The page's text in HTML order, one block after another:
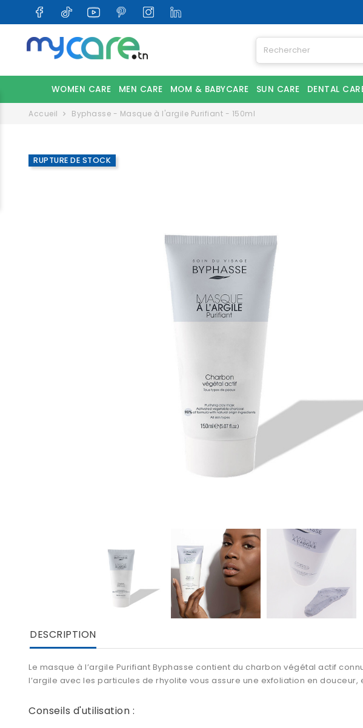
WOMEN CARE MEN CARE MOM & BABYCARE SUN CARE DENTAL
Accueil Byphasse - Masque à l'argile Purifiant - 150ml
RUPTURE DE STOCK
DESCRIPTION
Le masque à l’argile Purifiant Byphasse contient du charbon végétal actif
l’argile avec les particules de rhyolite vous assure une exfoliation en
Conseils d'utilisation :